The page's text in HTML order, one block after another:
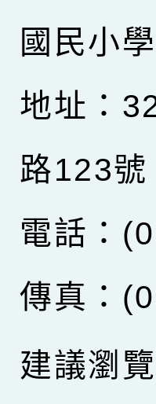
國民小學
地址：
路123號
電話：
傳真：
建議瀏